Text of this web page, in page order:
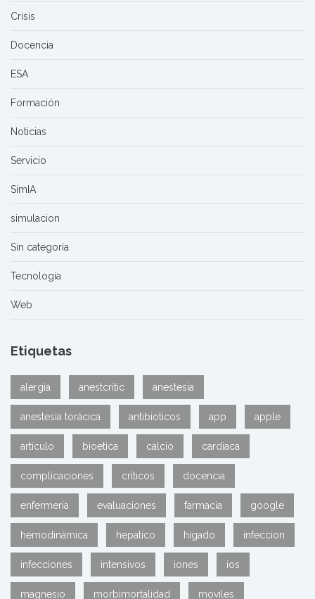
Crisis
Docencia
ESA
Formación
Noticias
Servicio
SimIA
simulacion
Sin categoría
Tecnología
Web
Etiquetas
alergia anestcritic anestesia
anestesia torácica antibioticos app apple
artículo bioetica calcio cardiaca
complicaciones críticos docencia
enfermeria evaluaciones farmacia google
hemodinámica hepatico higado infeccion
infecciones intensivos iones ios
magnesio morbimortalidad moviles